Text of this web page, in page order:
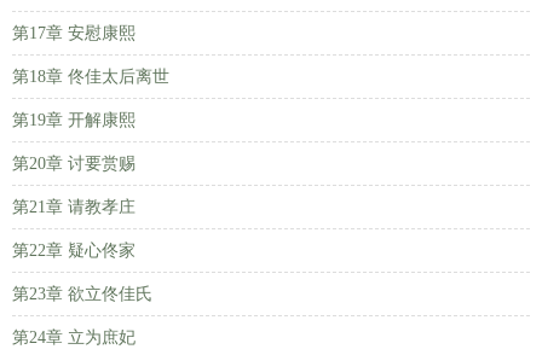
第17章 安慰康熙
第18章 佟佳太后离世
第19章 开解康熙
第20章 讨要赏赐
第21章 请教孝庄
第22章 疑心佟家
第23章 欲立佟佳氏
第24章 立为庶妃